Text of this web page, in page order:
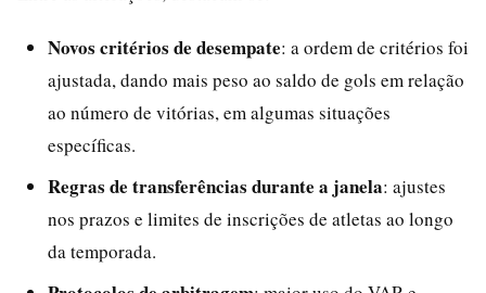
Novos critérios de desempate: a ordem de critérios foi
ajustada, dando mais peso ao saldo de gols em relação
ao número de vitórias, em algumas situações
específicas.
Regras de transferências durante a janela: ajustes
nos prazos e limites de inscrições de atletas ao longo
da temporada.